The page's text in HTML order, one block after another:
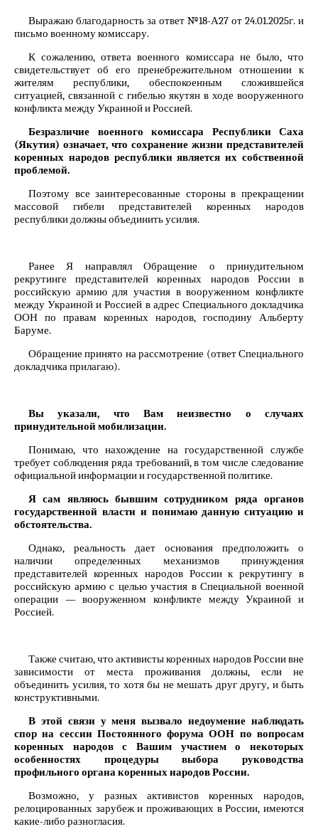
Выражаю благодарность за ответ №18-А27 от 24.01.2025г. и
письмо военному комиссару.
К сожалению, ответа военного комиссара не было, что
свидетельствует об его пренебрежительном отношении к
жителям республики, обеспокоенным сложившейся
ситуацией, связанной с гибелью якутян в ходе вооруженного
конфликта между Украиной и Россией.
Безразличие военного комиссара Республики Саха
(Якутия) означает, что сохранение жизни представителей
коренных народов республики является их собственной
проблемой.
Поэтому все заинтересованные стороны в прекращении
массовой гибели представителей коренных народов
республики должны объединить усилия.
Ранее Я направлял Обращение о принудительном
рекрутинге представителей коренных народов России в
российскую армию для участия в вооруженном конфликте
между Украиной и Россией в адрес Специального докладчика
ООН по правам коренных народов, господину Альберту
Баруме.
Обращение принято на рассмотрение (ответ Специального
докладчика прилагаю).
Вы указали, что Вам неизвестно о случаях
принудительной мобилизации.
Понимаю, что нахождение на государственной службе
требует соблюдения ряда требований, в том числе следование
официальной информации и государственной политике.
Я сам являюсь бывшим сотрудником ряда органов
государственной власти и понимаю данную ситуацию и
обстоятельства.
Однако, реальность дает основания предположить о
наличии определенных механизмов принуждения
представителей коренных народов России к рекрутингу в
российскую армию с целью участия в Специальной военной
операции — вооруженном конфликте между Украиной и
Россией.
Также считаю, что активисты коренных народов России вне
зависимости от места проживания должны, если не
объединить усилия, то хотя бы не мешать друг другу, и быть
конструктивными.
В этой связи у меня вызвало недоумение наблюдать
спор на сессии Постоянного форума ООН по вопросам
коренных народов с Вашим участием о некоторых
особенностях процедуры выбора руководства
профильного органа коренных народов России.
Возможно, у разных активистов коренных народов,
релоцированных зарубеж и проживающих в России, имеются
какие-либо разногласия.